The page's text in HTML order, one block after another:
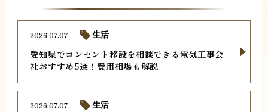
愛知県でコンセント移設を相談できる電気工事会
社おすすめ5選！費用相場も解説
2026.07.07 生活
2026.07.07 生活